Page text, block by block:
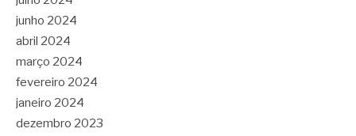
junho 2024
abril 2024
março 2024
fevereiro 2024
janeiro 2024
dezembro 2023